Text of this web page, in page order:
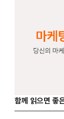
함께 읽으면 좋